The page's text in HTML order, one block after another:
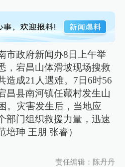
市政府新闻办8日上午举
，宕昌山体滑坡现场搜救
造成21人遇难。7日6时56
昌县南河镇任藏村发生山
。灾害发生后，当地应
部门组织救援力量，迅速
培珅 王朋 张睿）
责任编辑：陈丹丹